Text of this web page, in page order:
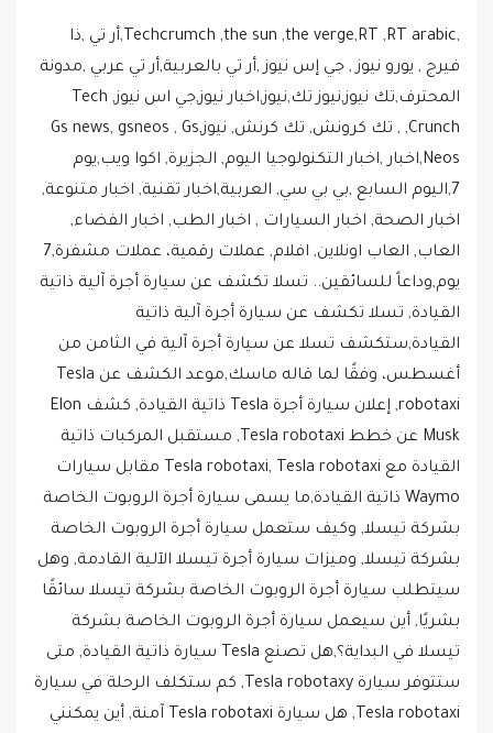
,Techcrumch ,the sun ,the verge,RT ,RT arabic,أر تي ,ذا
فيرج , يورو نيوز , جي إس نيوز ,أر تي بالعربية,أر تي عربي ,مدونة
المحترف,تك نيوز,نيوز تك,نيوز,اخبار نيوز,جي اس نيوز, Tech
Crunch, , تك كرونش, تك كرنش, نيوز,Gs news, gsneos , Gs
Neos,اخبار ,اخبار التكنولوجيا اليوم, الجزيرة, اكوا ويب,يوم
7,اليوم السابع ,بي بي سي, العربية,اخبار تقنية, اخبار متنوعة,
اخبار الصحة, اخبار السيارات , اخبار الطب, اخبار الفضاء,
العاب, العاب اونلاين, افلام, عملات رقمية، عملات مشفرة,7
يوم,وداعاً للسائقين.. تسلا تكشف عن سيارة أجرة آلية ذاتية
القيادة, تسلا تكشف عن سيارة أجرة آلية ذاتية
القيادة,ستكشف تسلا عن سيارة أجرة آلية في الثامن من
أغسطس، وفقًا لما قاله ماسك,موعد الكشف عن Tesla
robotaxi, إعلان سيارة أجرة Tesla ذاتية القيادة, كشف Elon
Musk عن خطط Tesla robotaxi, مستقبل المركبات ذاتية
القيادة مع Tesla robotaxi, Tesla robotaxi مقابل سيارات
Waymo ذاتية القيادة,ما يسمى سيارة أجرة الروبوت الخاصة
بشركة تيسلا, وكيف ستعمل سيارة أجرة الروبوت الخاصة
بشركة تيسلا, وميزات سيارة أجرة تيسلا الآلية القادمة, وهل
سيتطلب سيارة أجرة الروبوت الخاصة بشركة تيسلا سائقًا
بشريًا, أين سيعمل سيارة أجرة الروبوت الخاصة بشركة
تيسلا في البداية؟,هل تصنع Tesla سيارة ذاتية القيادة, متى
ستتوفر سيارة Tesla robotaxy, كم ستكلف الرحلة في سيارة
Tesla robotaxi, هل سيارة Tesla robotaxi آمنة, أين يمكنني